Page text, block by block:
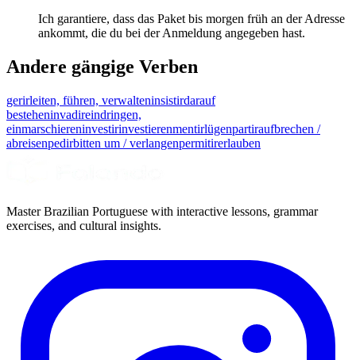
Ich garantiere, dass das Paket bis morgen früh an der Adresse
ankommt, die du bei der Anmeldung angegeben hast.
Andere gängige Verben
gerirleiten, führen, verwalteninsistirdarauf
besteheninvadireindringen,
einmarschiereninvestirinvestierenmentirlügenpartiraufbrechen /
abreisenpedirbitten um / verlangenpermitirerlauben
Master Brazilian Portuguese with interactive lessons, grammar
exercises, and cultural insights.